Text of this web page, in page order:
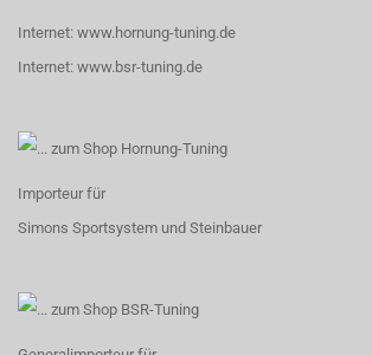
Internet: www.hornung-tuning.de
Internet: www.bsr-tuning.de
Importeur für
Simons Sportsystem und Steinbauer